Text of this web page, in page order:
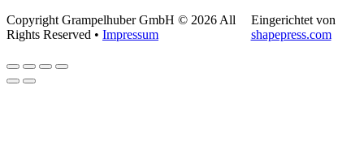
Copyright Grampelhuber GmbH © 2026 All
Rights Reserved • Impressum
Eingerichtet von
shapepress.com